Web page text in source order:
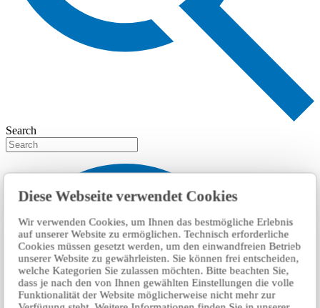
Diese Webseite verwendet Cookies
Wir verwenden Cookies, um Ihnen das bestmögliche Erlebnis
auf unserer Website zu ermöglichen. Technisch erforderliche
Cookies müssen gesetzt werden, um den einwandfreien Betrieb
unserer Website zu gewährleisten. Sie können frei entscheiden,
welche Kategorien Sie zulassen möchten. Bitte beachten Sie,
dass je nach den von Ihnen gewählten Einstellungen die volle
Funktionalität der Website möglicherweise nicht mehr zur
Search